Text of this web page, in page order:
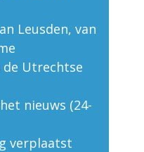
Leusden, van
de Utrechtse
nieuws (24-
verplaatst